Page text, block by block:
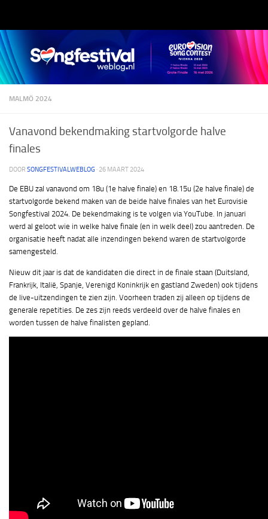
MALMÖ 2024
Vanavond bekendmaking startvolgorde halve
finales
DOOR SONGFESTIVALWEBLOG · 26 MAART 2024
De EBU zal vanavond om 18u (1e halve finale) en 18.15u (2e halve finale) de
startvolgorde bekend maken van de beide halve finales van het Eurovisie
Songfestival 2024. De bekendmaking is te volgen via YouTube. In januari
werd al geloot wie in welke halve finale (en in welk deel) zou aantreden. De
organisatie heeft nadat alle inzendingen bekend waren de startvolgorde
samengesteld.
Nieuw dit jaar is dat de kandidaten die direct in de finale staan (Duitsland,
Frankrijk, Italië, Spanje, Verenigd Koninkrijk en gastland Zweden) ook tijdens
de live-uitzendingen te zien zijn. Voorheen traden zij alleen op tijdens de
generale repetities. De zes zijn reeds verdeeld over de halve finales en
worden tussen de halve finalisten gepland.